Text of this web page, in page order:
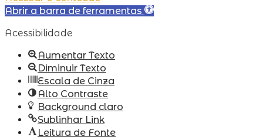
Abrir a barra de ferramentas
Acessibilidade
Aumentar Texto
Diminuir Texto
Escala de Cinza
Alto Contraste
Background claro
Sublinhar Link
Leitura de Fonte